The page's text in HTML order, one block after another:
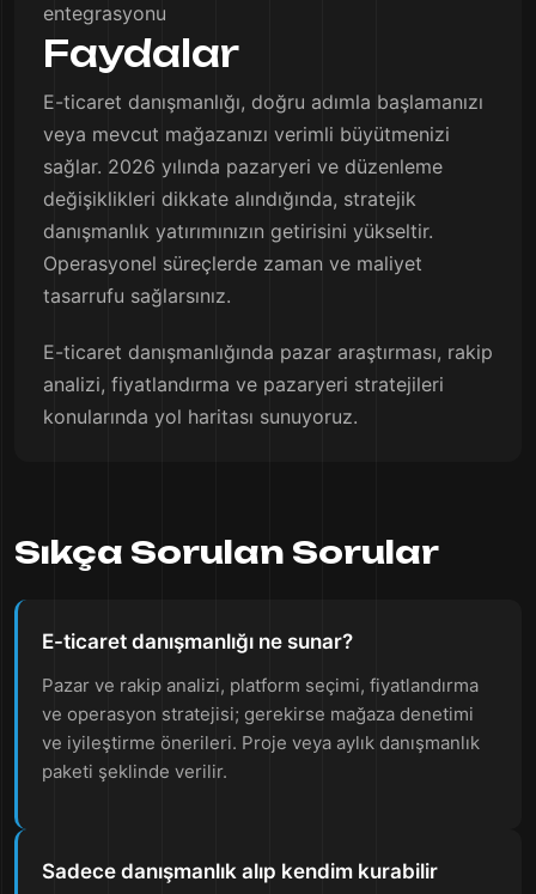
entegrasyonu
Faydalar
E-ticaret danışmanlığı, doğru adımla başlamanızı
veya mevcut mağazanızı verimli büyütmenizi
sağlar. 2026 yılında pazaryeri ve düzenleme
değişiklikleri dikkate alındığında, stratejik
danışmanlık yatırımınızın getirisini yükseltir.
Operasyonel süreçlerde zaman ve maliyet
tasarrufu sağlarsınız.
E-ticaret danışmanlığında pazar araştırması, rakip
analizi, fiyatlandırma ve pazaryeri stratejileri
konularında yol haritası sunuyoruz.
Sıkça Sorulan Sorular
E-ticaret danışmanlığı ne sunar?
Pazar ve rakip analizi, platform seçimi, fiyatlandırma
ve operasyon stratejisi; gerekirse mağaza denetimi
ve iyileştirme önerileri. Proje veya aylık danışmanlık
paketi şeklinde verilir.
Sadece danışmanlık alıp kendim kurabilir